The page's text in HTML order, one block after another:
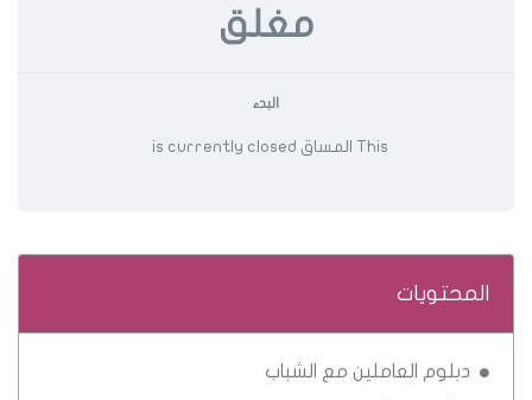
مغلق
البدء
This المساق is currently closed
المحتويات
دبلوم العاملين مع الشباب